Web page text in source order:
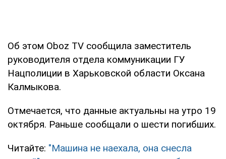
Об этом Oboz TV сообщила заместитель
руководителя отдела коммуникации ГУ
Нацполиции в Харьковской области Оксана
Калмыкова.
Отмечается, что данные актуальны на утро 19
октября. Раньше сообщали о шести погибших.
Читайте: "Машина не наехала, она снесла